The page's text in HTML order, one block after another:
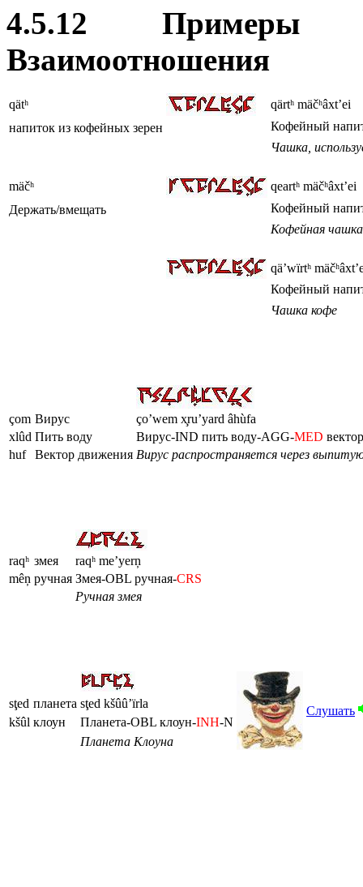
4.5.12 Примеры
Взаимоотношения
qätʰ
qärtʰ mäčʰâxt’ei
напиток из кофейных зерен
Кофейный
Чашка,
mäčʰ
qeartʰ mäčʰâxt’ei
Держать/вмещать
Кофейный
Кофейная чашка
qä’wïrtʰ
Кофейный
Чашка кофе
çom Вирус
ço’wem x̧ru’yard âhùfa
xlûd Пить воду Вирус-IND пить воду-AGG-MED
huf
Вектор движения Вирус распространяется через
raqʰ змея
raqʰ me’yerņ
mêņ ручная Змея-OBL ручная-CRS
Ручная змея
Слушать
sţed планета sţed kšûû’ïrla
kšûl клоун Планета-OBL клоун-INH-N
Планета Клоуна